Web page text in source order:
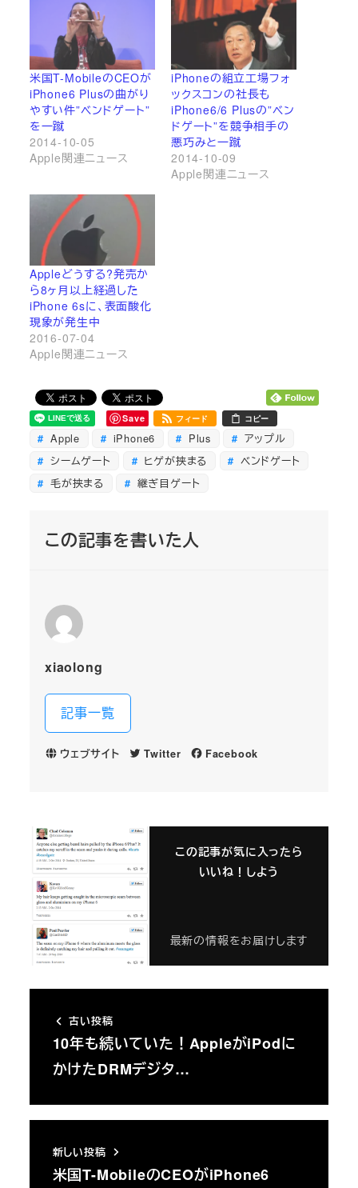
米国T-MobileのCEOが
iPhone6 Plusの曲がり
やすい件”ベンドゲート”
を一蹴
2014-10-05
Apple関連ニュース
iPhoneの組立工場フォ
ックスコンの社長も
iPhone6/6 Plusの”ベン
ドゲート”を競争相手の
悪巧みと一蹴
2014-10-09
Apple関連ニュース
Appleどうする?発売か
ら8ヶ月以上経過した
iPhone 6sに、表面酸化
現象が発生中
2016-07-04
Apple関連ニュース
Save フィード コピー
Apple iPhone6 Plus
アップル
シームゲート
ヒゲが挟まる
ベンドゲート
毛が挟まる
継ぎ目ゲート
この記事を書いた人
xiaolong
記事一覧
ウェブサイト Twitter Facebook
この記事が気に入ったら
いいね！しよう
最新の情報をお届けします
古い投稿
10年も続いていた！AppleがiPodに
かけたDRMデジタ…
新しい投稿
米国T-MobileのCEOがiPhone6